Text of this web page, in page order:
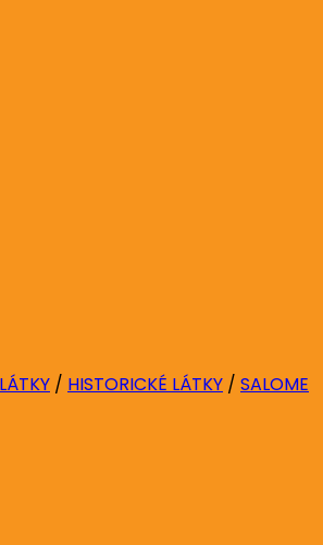
/ HISTORICKÉ LÁTKY / SALOME